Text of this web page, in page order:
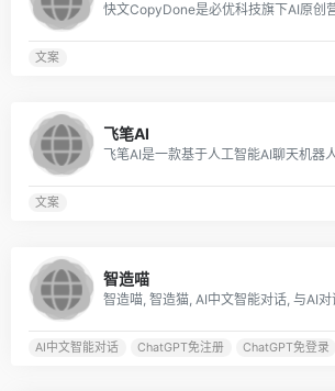
文案
飞笔AI
文案
智造喵
智造喵, 智造猫, AI中文智能对话, 与AI对
AI中文智能对话 ChatGPT免注册 ChatGPT免登录